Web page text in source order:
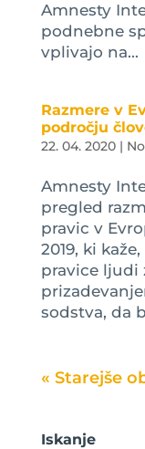
Amnesty
podnebne
vplivajo na...
Razmere v
področju
22. 04. 2020|
Amnesty
pregled
pravic v
2019, ki
pravice ljudi
sodstva, da
Iskanje